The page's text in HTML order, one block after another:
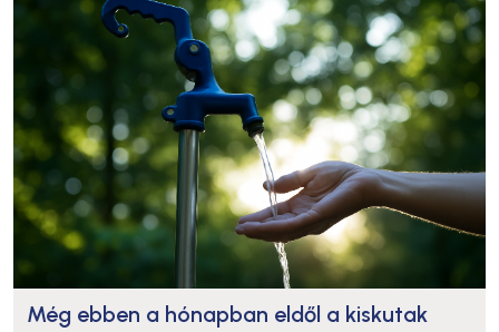
Még ebben a hónapban eldől a kiskutak